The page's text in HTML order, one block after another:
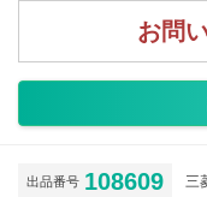
お問
出品番号 108609 三